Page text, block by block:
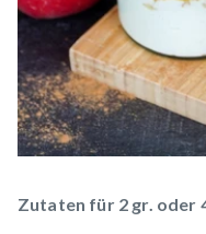
Zutaten für 2 gr. oder